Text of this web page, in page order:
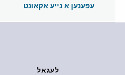
עפענען א נייע אקאונט
לעגאל